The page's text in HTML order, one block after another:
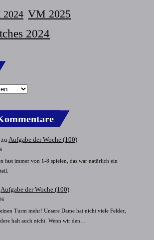
VM 2025
2024
zu Aufgabe der Woche (100)
fast immer von 1-8 spielen, das war natürlich ein
Aufgabe der Woche (100)
Turm mehr! Unsere Dame hat nicht viele Felder,
halt auch nicht. Wenn wir den…